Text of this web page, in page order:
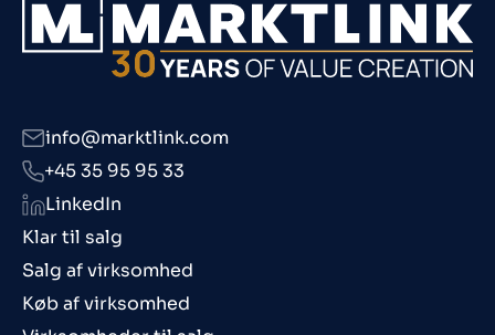
Klar til salg
Salg af virksomhed
Køb af virksomhed
info@marktlink.com
+45 35 95 95 33
LinkedIn